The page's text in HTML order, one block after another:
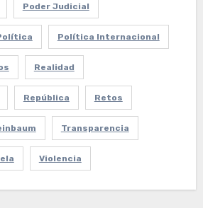
Poder Judicial
Política Internacional
Realidad
República Retos
Transparencia
Violencia